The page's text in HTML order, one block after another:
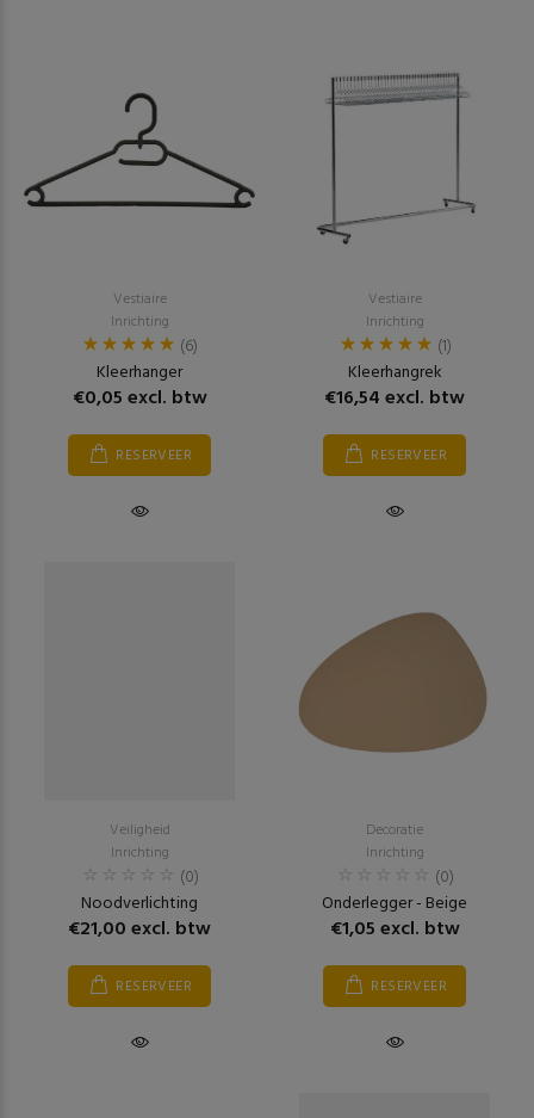
Vestiaire
Inrichting
(6)
Kleerhanger
€0,05 excl. btw
RESERVEER
Vestiaire
Inrichting
(1)
Kleerhangrek
€16,54 excl. btw
RESERVEER
Veiligheid
Inrichting
(0)
Noodverlichting
€21,00 excl. btw
RESERVEER
Decoratie
Inrichting
(0)
Onderlegger - Beige
€1,05 excl. btw
RESERVEER